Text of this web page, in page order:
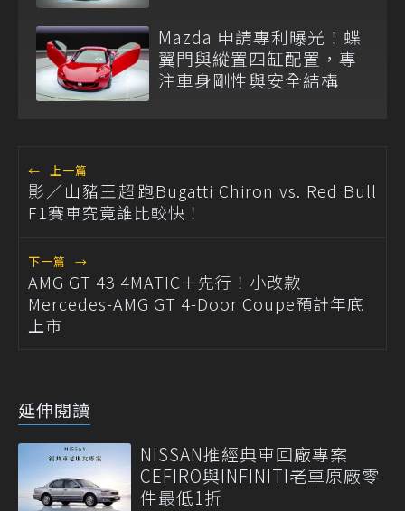
Mazda 申請專利曝光！蝶
翼門與縱置四缸配置，專
注車身剛性與安全結構
← 上一篇
影／山豬王超跑Bugatti Chiron vs. Red Bull
F1賽車究竟誰比較快！
下一篇 →
AMG GT 43 4MATIC＋先行！小改款
Mercedes-AMG GT 4-Door Coupe預計年底
上市
延伸閱讀
NISSAN推經典車回廠專案
CEFIRO與INFINITI老車原廠零
件最低1折